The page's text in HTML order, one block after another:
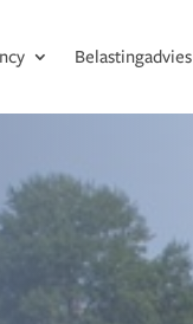
Belastingadvies